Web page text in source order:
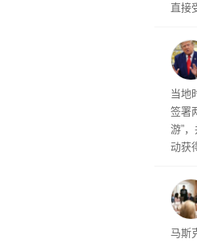
直接
幅较
育
当地
签署
游”
动获
育
行动
果
马斯